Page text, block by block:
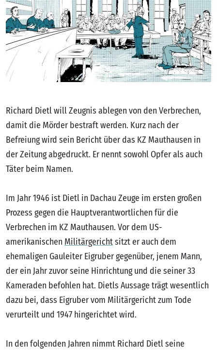
Richard Dietl will Zeugnis ablegen von den Verbrechen,
damit die Mörder bestraft werden. Kurz nach der
Befreiung wird sein Bericht über das KZ Mauthausen in
der Zeitung abgedruckt. Er nennt sowohl Opfer als auch
Täter beim Namen.
Im Jahr 1946 ist Dietl in Dachau Zeuge im ersten großen
Prozess gegen die Hauptverantwortlichen für die
Verbrechen im KZ Mauthausen. Vor dem US-
amerikanischen Militärgerichtsitzt er auch dem
ehemaligen Gauleiter Eigruber gegenüber, jenem Mann,
der ein Jahr zuvor seine Hinrichtung und die seiner 33
Kameraden befohlen hat. Dietls Aussage trägt wesentlich
dazu bei, dass Eigruber vom Militärgericht zum Tode
verurteilt und 1947 hingerichtet wird.
In den folgenden Jahren nimmt Richard Dietl seine